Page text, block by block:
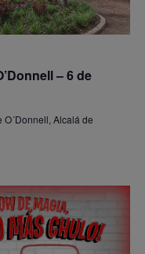
– 6 de
O´Donnell, Alcalá de